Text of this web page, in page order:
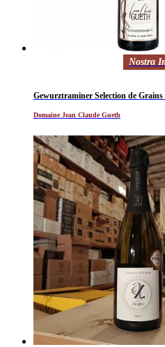
Nostra
Gewurztraminer Selection de Grains
Domaine Jean Claude Gueth